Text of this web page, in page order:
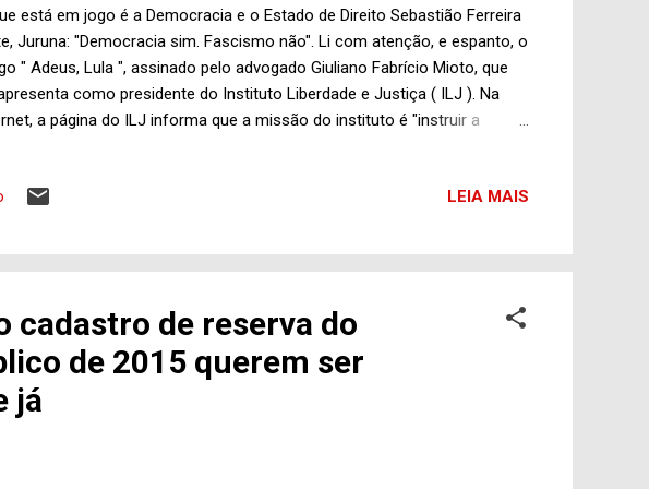
está em jogo é a Democracia e o Estado de Direito Sebastião Ferreira
Juruna: "Democracia sim. Fascismo não". Li com atenção, e espanto, o
" Adeus, Lula ", assinado pelo advogado Giuliano Fabrício Mioto, que
como presidente do Instituto Liberdade e Justiça ( ILJ ). Na
a página do ILJ informa que a missão do instituto é "instruir a
maior das instituições e governos; a Defesa da propriedade privada,
É preciso esclarecer que há uma diferença abissal entre liberalismo
que defende o advogado Giuliano Fabrício Mioto. O Liberalismo
à própria Inquisição. É fundado do h...
LEIA MAIS
cadastro de reserva do
de 2015 querem ser
já